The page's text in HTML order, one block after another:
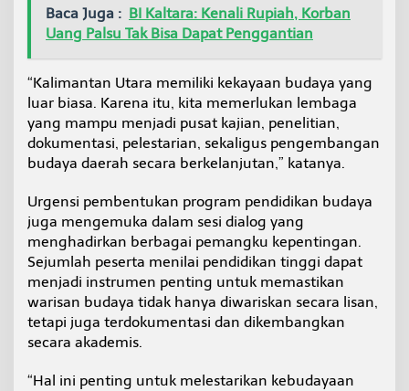
Baca Juga : BI Kaltara: Kenali Rupiah, Korban
Uang Palsu Tak Bisa Dapat Penggantian
“Kalimantan Utara memiliki kekayaan budaya yang
luar biasa. Karena itu, kita memerlukan lembaga
yang mampu menjadi pusat kajian, penelitian,
dokumentasi, pelestarian, sekaligus pengembangan
budaya daerah secara berkelanjutan,” katanya.
Urgensi pembentukan program pendidikan budaya
juga mengemuka dalam sesi dialog yang
menghadirkan berbagai pemangku kepentingan.
Sejumlah peserta menilai pendidikan tinggi dapat
menjadi instrumen penting untuk memastikan
warisan budaya tidak hanya diwariskan secara lisan,
tetapi juga terdokumentasi dan dikembangkan
secara akademis.
“Hal ini penting untuk melestarikan kebudayaan